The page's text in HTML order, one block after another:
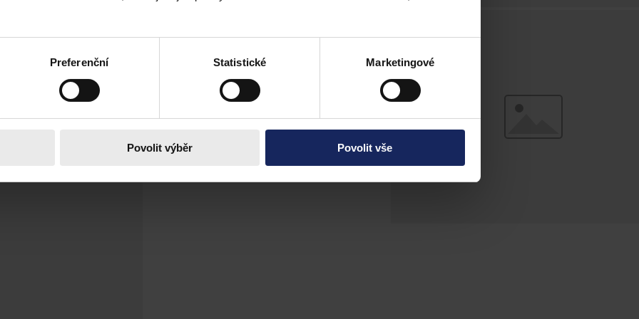
Preferenční Statistické Marketingové
Povolit výběr Povolit vše
papírové podoby
kdy je nutné takové podání doručit příslušnému katastrálnímu úřadu
anebo v elektronické podobě.